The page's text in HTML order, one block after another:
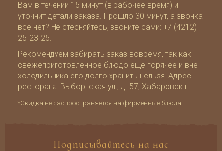
Вам в течении 15 минут (в рабочее время) и
уточнит детали заказа. Прошло 30 минут, а звонка
всё нет? Не стесняйтесь, звоните сами:+7 (4212)
25-23-25.
Рекомендуем забирать заказ вовремя, так как
свежеприготовленное блюдо ещё горячее и вне
холодильника его долго хранить нельзя. Адрес
ресторана: Выборгская ул., д. 57, Хабаровск г.
*Скидка не распространяется на фирменные блюда.
Подписывайтесь на нас